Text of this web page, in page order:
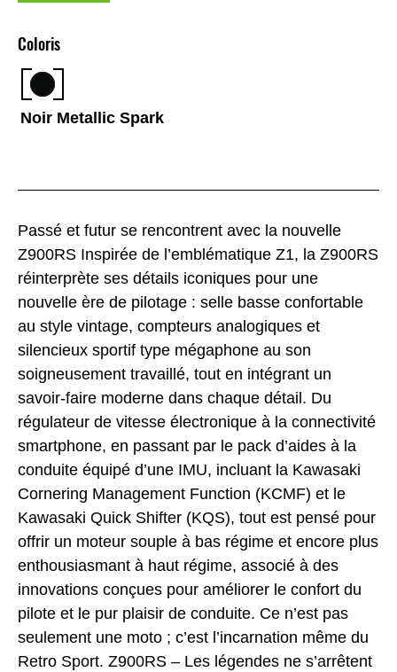
Passé et futur se rencontrent avec la nouvelle
Z900RS Inspirée de l’emblématique Z1, la Z900RS
réinterprète ses détails iconiques pour une
nouvelle ère de pilotage : selle basse confortable
au style vintage, compteurs analogiques et
silencieux sportif type mégaphone au son
soigneusement travaillé, tout en intégrant un
savoir-faire moderne dans chaque détail. Du
régulateur de vitesse électronique à la connectivité
smartphone, en passant par le pack d’aides à la
conduite équipé d’une IMU, incluant la Kawasaki
Cornering Management Function (KCMF) et le
Kawasaki Quick Shifter (KQS), tout est pensé pour
offrir un moteur souple à bas régime et encore plus
enthousiasmant à haut régime, associé à des
innovations conçues pour améliorer le confort du
pilote et le pur plaisir de conduite. Ce n’est pas
seulement une moto ; c’est l’incarnation même du
Retro Sport. Z900RS – Les légendes ne s’arrêtent
Coloris
Noir Metallic Spark